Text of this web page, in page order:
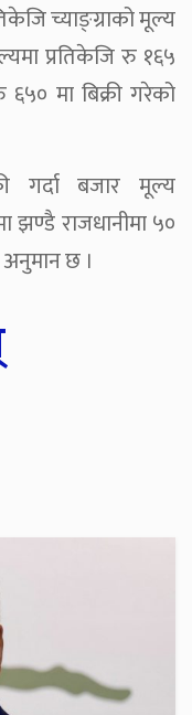
च्याङ्ग्राको मूल्य
प्रतिकेजि रु १६५
मा बिक्री गरेको
गर्दा बजार मूल्य
राजधानीमा ५०
छ ।